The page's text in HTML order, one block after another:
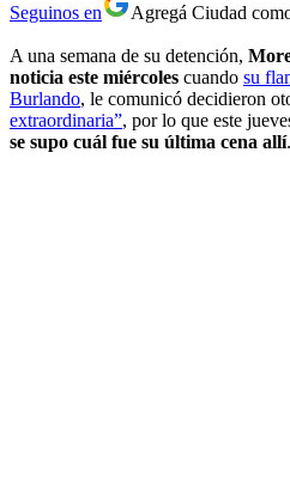
Seguinos en Agregá Ciudad
A una semana de su detención,
noticia este miércoles cuando su
Burlando, le comunicó decidieron
extraordinaria”, por lo que este
se supo cuál fue su última cena allí.